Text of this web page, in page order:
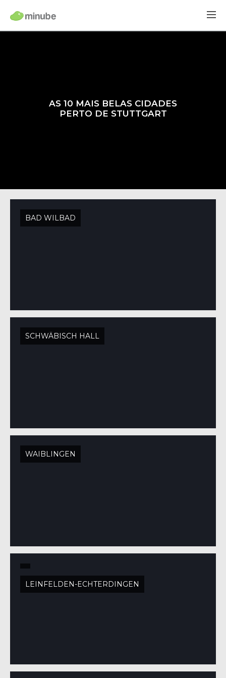
AS 10 MAIS BELAS CIDADES
PERTO DE STUTTGART
BAD WILBAD
SCHWÄBISCH HALL
WAIBLINGEN
LEINFELDEN-ECHTERDINGEN